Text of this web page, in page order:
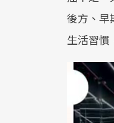
後方、早
生活習慣